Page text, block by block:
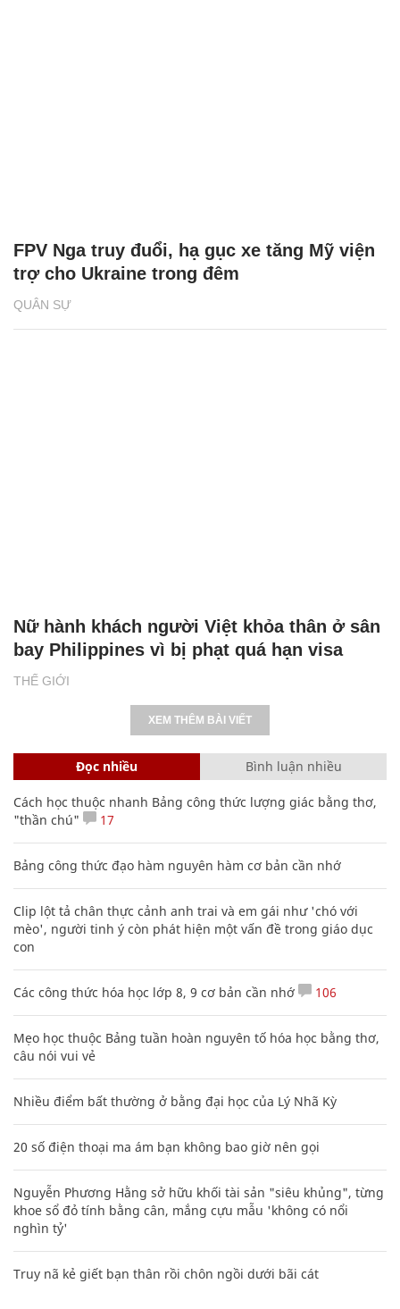
QUÂN SỰ
FPV Nga truy đuổi, hạ gục xe tăng Mỹ viện
trợ cho Ukraine trong đêm
THẾ GIỚI
Nữ hành khách người Việt khỏa thân ở sân
bay Philippines vì bị phạt quá hạn visa
XEM THÊM BÀI VIẾT
Đọc nhiều Bình luận nhiều
Cách học thuộc nhanh Bảng công thức lượng giác bằng thơ,
"thần chú"
17
Bảng công thức đạo hàm nguyên hàm cơ bản cần nhớ
Clip lột tả chân thực cảnh anh trai và em gái như 'chó với
mèo', người tinh ý còn phát hiện một vấn đề trong giáo dục
con
Các công thức hóa học lớp 8, 9 cơ bản cần nhớ 106
Mẹo học thuộc Bảng tuần hoàn nguyên tố hóa học bằng thơ,
câu nói vui vẻ
Nhiều điểm bất thường ở bằng đại học của Lý Nhã Kỳ
20 số điện thoại ma ám bạn không bao giờ nên gọi
Nguyễn Phương Hằng sở hữu khối tài sản "siêu khủng", từng
khoe sổ đỏ tính bằng cân, mắng cựu mẫu 'không có nổi
nghìn tỷ'
Truy nã kẻ giết bạn thân rồi chôn ngồi dưới bãi cát